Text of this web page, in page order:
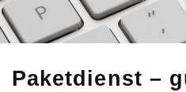
Paketdienst –